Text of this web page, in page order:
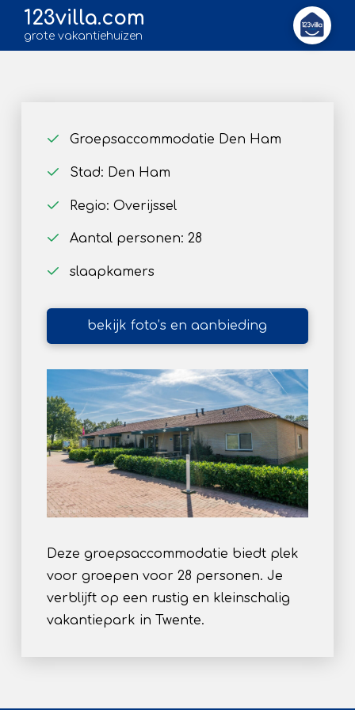
123villa.com
grote vakantiehuizen
Groepsaccommodatie Den Ham
Stad: Den Ham
Regio: Overijssel
Aantal personen: 28
slaapkamers
bekijk foto’s en aanbieding
Deze groepsaccommodatie biedt plek
voor groepen voor 28 personen. Je
verblijft op een rustig en kleinschalig
vakantiepark in Twente.